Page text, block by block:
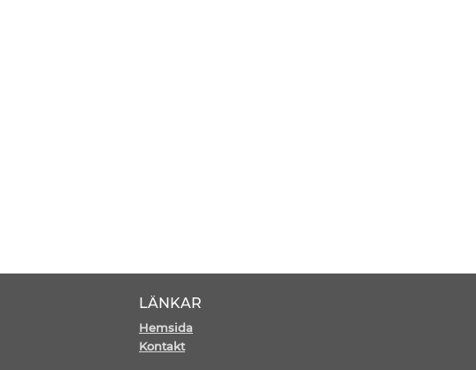
LÄNKAR
Hemsida
Kontakt